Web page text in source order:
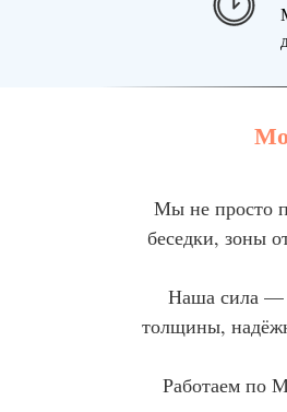
Мы не просто
беседки, зоны
Наша сила —
толщины,
Работаем по